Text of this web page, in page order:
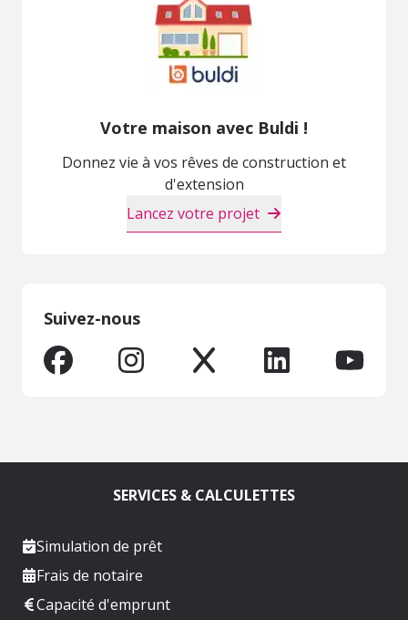
Votre maison avec Buldi !
Donnez vie à vos rêves de construction et
d'extension
Lancez votre projet
Suivez-nous
SERVICES & CALCULETTES
Simulation de prêt
Frais de notaire
Capacité d'emprunt